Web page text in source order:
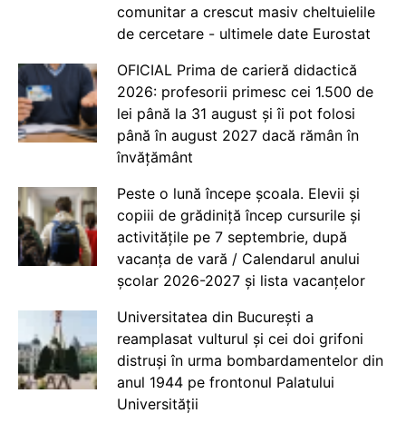
comunitar a crescut masiv cheltuielile
de cercetare - ultimele date Eurostat
OFICIAL Prima de carieră didactică
2026: profesorii primesc cei 1.500 de
lei până la 31 august și îi pot folosi
până în august 2027 dacă rămân în
învățământ
Peste o lună începe școala. Elevii și
copiii de grădiniță încep cursurile și
activitățile pe 7 septembrie, după
vacanța de vară / Calendarul anului
școlar 2026-2027 și lista vacanțelor
Universitatea din București a
reamplasat vulturul și cei doi grifoni
distruși în urma bombardamentelor din
anul 1944 pe frontonul Palatului
Universității